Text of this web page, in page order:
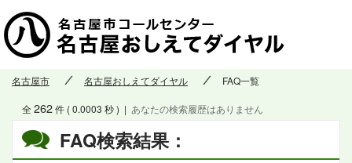
名古屋市 名古屋おしえてダイヤル FAQ一覧
FAQ検索結果：
全262件 ( 0.0003 秒 ) | あなたの検索履歴はありません